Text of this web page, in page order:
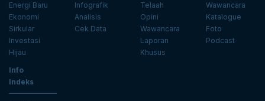
Energi Baru
Ekonomi
Sirkular
Investasi
Hijau
Infografik
Analisis
Cek Data
Telaah
Opini
Wawancara
Laporan
Khusus
Wawancara
Katalogue
Foto
Podcast
Info
Indeks